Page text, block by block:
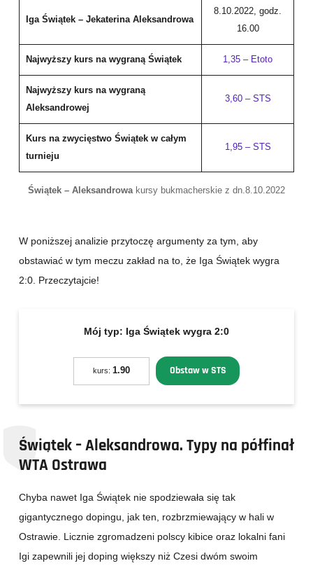
Iga Świątek – Jekaterina Aleksandrowa
8.10.2022, godz.
16.00
Najwyższy kurs na wygraną Świątek 1,35 – Etoto
Najwyższy kurs na wygraną
Aleksandrowej
3,60 – STS
Kurs na zwycięstwo Świątek w całym
turnieju
1,95 – STS
Świątek – Aleksandrowa kursy bukmacherskie z dn.8.10.2022
W poniższej analizie przytoczę argumenty za tym, aby
obstawiać w tym meczu zakład na to, że Iga Świątek wygra
2:0. Przeczytajcie!
Mój typ: Iga Świątek wygra 2:0
kurs: 1.90 Obstaw w STS
Świątek – Aleksandrowa. Typy na półfinał
WTA Ostrawa
Chyba nawet Iga Świątek nie spodziewała się tak
gigantycznego dopingu, jak ten, rozbrzmiewający w hali w
Ostrawie. Licznie zgromadzeni polscy kibice oraz lokalni fani
Igi zapewnili jej doping większy niż Czesi dwóm swoim